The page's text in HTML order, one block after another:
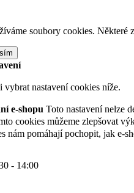
soubory cookies.
vybrat nastavení cookies níže.
e-shopu Toto nastavení nelze
cookies můžeme zlepšovat
nám pomáhají pochopit, jak e-
- 14:00